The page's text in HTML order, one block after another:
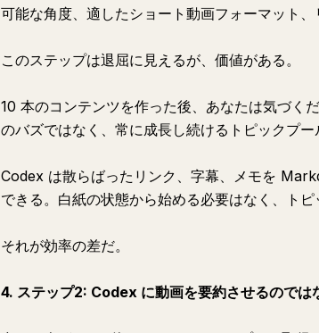
可能な角度、適したショート動画フォーマット、
このステップは退屈に見えるが、価値がある。
10 本のコンテンツを作った後、あなたは気づく
のバズではなく、常に成長し続けるトピックプー
Codex は散らばったリンク、字幕、メモを
できる。白紙の状態から始める必要はなく、トピ
それが効率の差だ。
4. ステップ2: Codex に動画を要約させるのでは